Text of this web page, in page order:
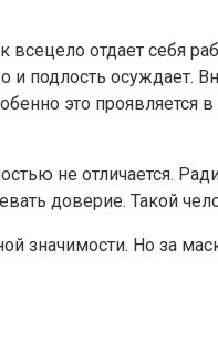
отдает себя
осуждает.
это
не отличается.
доверие. Такой
значимости. Но за